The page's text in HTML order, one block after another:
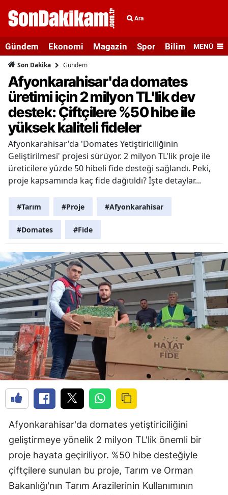
Ara
Gündem Ekonomi Magazin Spor Bilim veMENÜ
Son Dakika Gündem
Afyonkarahisar'da domates
üretimi için 2 milyon TL'lik dev
destek: Çiftçilere %50 hibe ile
yüksek kaliteli fideler
Afyonkarahisar'da 'Domates Yetiştiriciliğinin
Geliştirilmesi' projesi sürüyor. 2 milyon TL'lik proje ile
üreticilere yüzde 50 hibeli fide desteği sağlandı. Peki,
proje kapsamında kaç fide dağıtıldı? İşte detaylar...
#Tarım #Proje #Afyonkarahisar
#Domates #Fide
Afyonkarahisar'da domates yetiştiriciliğini
geliştirmeye yönelik 2 milyon TL'lik önemli bir
proje hayata geçiriliyor. %50 hibe desteğiyle
çiftçilere sunulan bu proje, Tarım ve Orman
Bakanlığı'nın Tarım Arazilerinin Kullanımının